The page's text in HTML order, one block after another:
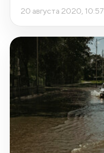
20 августа 2020, 10:57